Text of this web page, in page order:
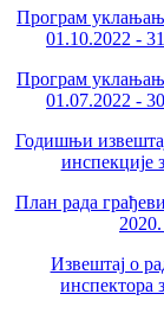
Програм
01.10.2022 -
Програм
01.07.2022 -
Годишњи
инспекције
План рада
Извештај о
инспектора